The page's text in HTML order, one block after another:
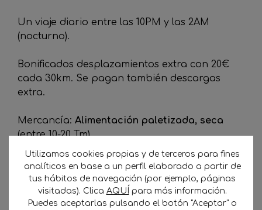
Un viaje diario entre las 10PM y las 2AM
(nocturno).
Bonificados desplazamientos extra con 20€
cada 30km. Se pagan también descargas
extra.
Mercancía: Alimentación paletizada, seca
(entre 10-20 Tm).
Pago a 30 días de factura por transferencia.
Utilizamos cookies propias y de terceros para fines
analíticos en base a un perfil elaborado a partir de
tus hábitos de navegación (por ejemplo, páginas
visitadas). Clica AQUÍ para más información.
Puedes aceptarlas pulsando el botón "Aceptar" o